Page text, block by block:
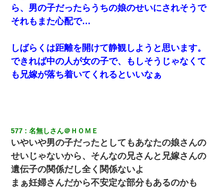
隣の部屋の住民の母親、オートロックを突破してマンショ
ンに入り込んできたみたいで、ずっとドアの前で喚いてて
子供の頃、母の弟にイタズラされてて中学に入ってから関
係を持ってしまった。拒絶したら「全部バラしてやる」と
脅迫されたので両親に全部話した。
ら、男の子だったらうちの娘のせいにされそうで
それもまた心配で…
しばらくは距離を開けて静観しようと思います。
できれば中の人が女の子で、もしそうじゃなくて
も兄嫁が落ち着いてくれるといいなぁ
577 名無しさん＠ＨＯＭＥ
いやいや男の子だったとしてもあなたの娘さんの
せいじゃないから、そんなの兄さんと兄嫁さんの
遺伝子の関係だし全く関係ないよ
まぁ妊婦さんだから不安定な部分もあるのかも